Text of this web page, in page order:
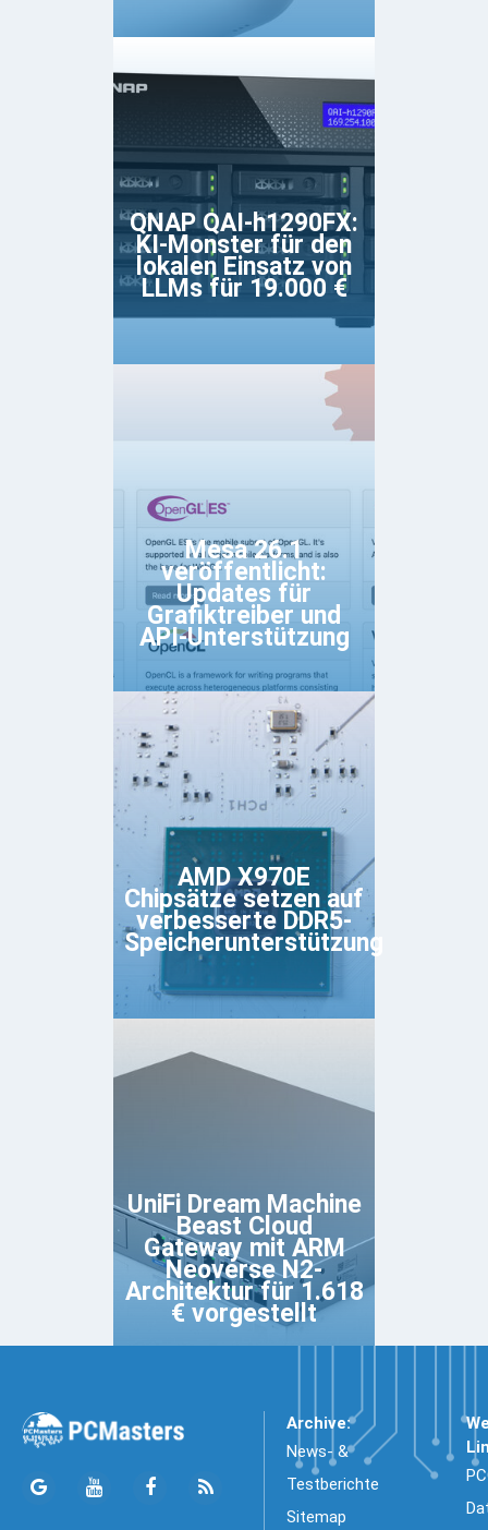
QNAP QAI-h1290FX:
KI-Monster für den
lokalen Einsatz von
LLMs für 19.000 €
Mesa 26.1
veröffentlicht:
Updates für
Grafiktreiber und
API-Unterstützung
AMD X970E
Chipsätze setzen auf
verbesserte DDR5-
Speicherunterstützung
UniFi Dream Machine
Beast Cloud
Gateway mit ARM
Neoverse N2-
Architektur für 1.618
€ vorgestellt
Archive:
News- &
Testberichte
Sitemap